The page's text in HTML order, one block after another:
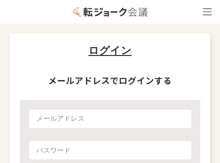
ログイン
メールアドレスでログインする